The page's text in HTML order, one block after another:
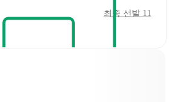
최종 선발 11